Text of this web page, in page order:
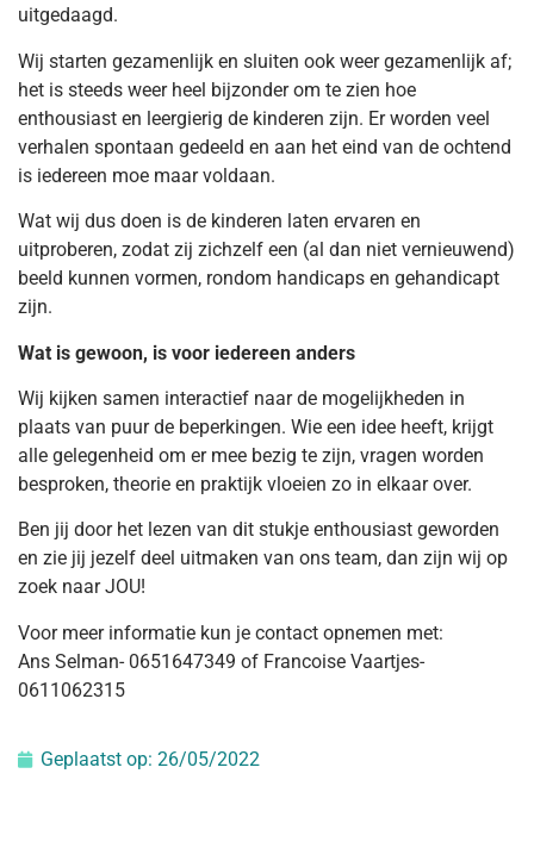
uitgedaagd.
Wij starten gezamenlijk en sluiten ook weer gezamenlijk af;
het is steeds weer heel bijzonder om te zien hoe
enthousiast en leergierig de kinderen zijn. Er worden veel
verhalen spontaan gedeeld en aan het eind van de ochtend
is iedereen moe maar voldaan.
Wat wij dus doen is de kinderen laten ervaren en
uitproberen, zodat zij zichzelf een (al dan niet vernieuwend)
beeld kunnen vormen, rondom handicaps en gehandicapt
zijn.
Wat is gewoon, is voor iedereen anders
Wij kijken samen interactief naar de mogelijkheden in
plaats van puur de beperkingen. Wie een idee heeft, krijgt
alle gelegenheid om er mee bezig te zijn, vragen worden
besproken, theorie en praktijk vloeien zo in elkaar over.
Ben jij door het lezen van dit stukje enthousiast geworden
en zie jij jezelf deel uitmaken van ons team, dan zijn wij op
zoek naar JOU!
Voor meer informatie kun je contact opnemen met:
Ans Selman- 0651647349 of Francoise Vaartjes-
0611062315
Geplaatst op: 26/05/2022